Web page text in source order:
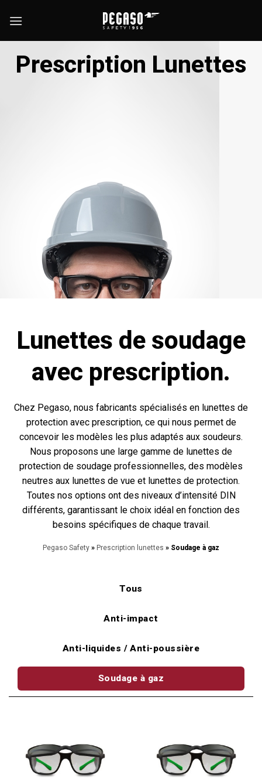
Prescription Lunettes
Lunettes de soudage
avec prescription.
Chez Pegaso, nous fabricants spécialisés en lunettes de
protection avec prescription, ce qui nous permet de
concevoir les modèles les plus adaptés aux soudeurs.
Nous proposons une large gamme de lunettes de
protection de soudage professionnelles, des modèles
neutres aux lunettes de vue et lunettes de protection.
Toutes nos options ont des niveaux d’intensité DIN
différents, garantissant le choix idéal en fonction des
besoins spécifiques de chaque travail.
Pegaso Safety » Prescription lunettes » Soudage à gaz
Tous
Anti-impact
Anti-liquides / Anti-poussière
Soudage à gaz